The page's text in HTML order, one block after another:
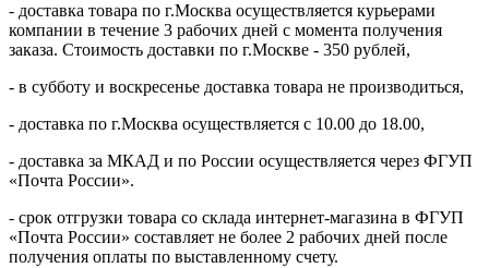
- доставка товара по г.Москва осуществляется курьерами
компании в течение 3 рабочих дней с момента получения
заказа. Стоимость доставки по г.Москве - 350 рублей,
- в субботу и воскресенье доставка товара не производиться,
- доставка по г.Москва осуществляется с 10.00 до 18.00,
- доставка за МКАД и по России осуществляется через ФГУП
«Почта России».
- срок отгрузки товара со склада интернет-магазина в ФГУП
«Почта России» составляет не более 2 рабочих дней после
получения оплаты по выставленному счету.